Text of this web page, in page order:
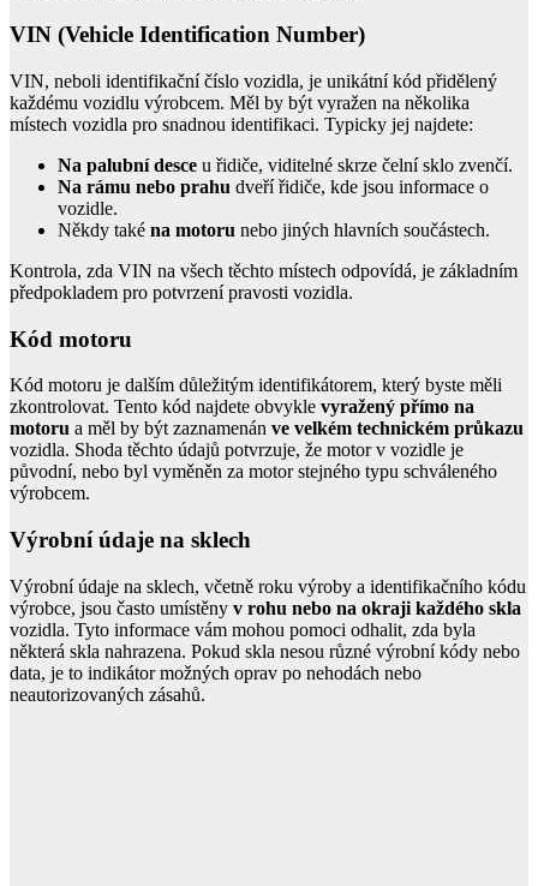
VIN (Vehicle Identification Number)
VIN, neboli identifikační číslo vozidla, je unikátní kód přidělený
každému vozidlu výrobcem. Měl by být vyražen na několika
místech vozidla pro snadnou identifikaci. Typicky jej najdete:
Na palubní desce u řidiče, viditelné skrze čelní sklo zvenčí.
Na rámu nebo prahu dveří řidiče, kde jsou informace o
vozidle.
Někdy také na motoru nebo jiných hlavních součástech.
Kontrola, zda VIN na všech těchto místech odpovídá, je základním
předpokladem pro potvrzení pravosti vozidla.
Kód motoru
Kód motoru je dalším důležitým identifikátorem, který byste měli
zkontrolovat. Tento kód najdete obvykle vyražený přímo na
motoru a měl by být zaznamenán ve velkém technickém průkazu
vozidla. Shoda těchto údajů potvrzuje, že motor v vozidle je
původní, nebo byl vyměněn za motor stejného typu schváleného
výrobcem.
Výrobní údaje na sklech
Výrobní údaje na sklech, včetně roku výroby a identifikačního kódu
výrobce, jsou často umístěny v rohu nebo na okraji každého skla
vozidla. Tyto informace vám mohou pomoci odhalit, zda byla
některá skla nahrazena. Pokud skla nesou různé výrobní kódy nebo
data, je to indikátor možných oprav po nehodách nebo
neautorizovaných zásahů.